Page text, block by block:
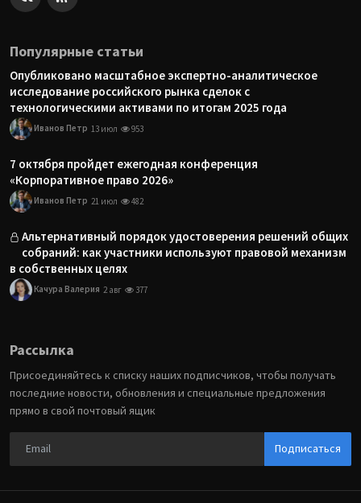
Популярные статьи
Опубликовано масштабное экспертно-аналитическое
исследование российского рынка сделок с
технологическими активами по итогам 2025 года
Иванов Петр 13 июл 953
7 октября пройдет ежегодная конференция
«Корпоративное право 2026»
Иванов Петр 21 июл 482
Альтернативный порядок удостоверения решений общих
собраний: как участники используют правовой механизм
в собственных целях
Качура Валерия 2 авг 377
Рассылка
Присоединяйтесь к списку наших подписчиков, чтобы получать
последние новости, обновления и специальные предложения
прямо в свой почтовый ящик
Подписаться